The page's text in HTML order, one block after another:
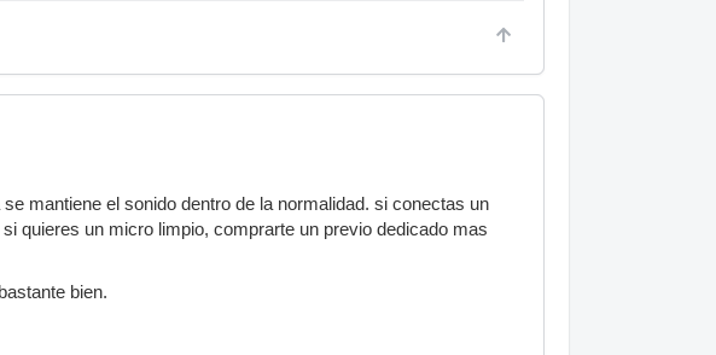
mantiene el sonido dentro de la normalidad. si conectas un
quieres un micro limpio, comprarte un previo dedicado mas
bien.